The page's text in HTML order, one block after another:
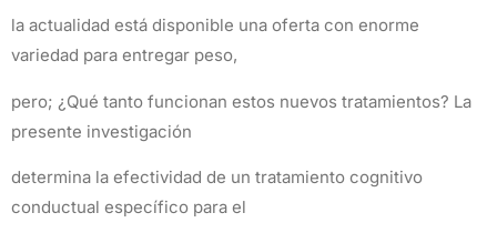
la actualidad está disponible una oferta con enorme
variedad para entregar peso,
pero; ¿Qué tanto funcionan estos nuevos tratamientos? La
presente investigación
determina la efectividad de un tratamiento cognitivo
conductual específico para el